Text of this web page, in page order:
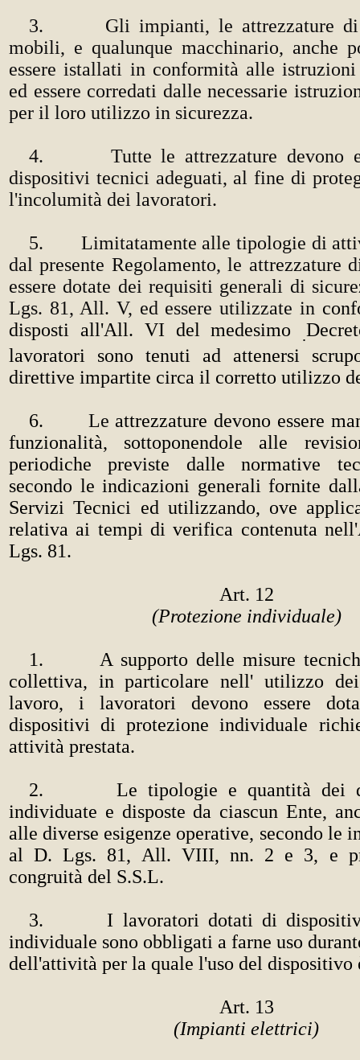
3. Gli impianti, le attrezzature di
mobili, e qualunque macchinario, anche
essere istallati in conformità alle
ed essere corredati dalle necessarie
per il loro utilizzo in sicurezza.
4. Tutte le attrezzature devono
dispositivi tecnici adeguati, al fine di
l'incolumità dei lavoratori.
5. Limitatamente alle tipologie di
dal presente Regolamento, le attrezzature
essere dotate dei requisiti generali di
Lgs. 81, All. V, ed essere utilizzate in
disposti all'All. VI del medesimo
.
lavoratori sono tenuti ad attenersi
direttive impartite circa il corretto utilizzo
6. Le attrezzature devono essere
funzionalità, sottoponendole alle
periodiche previste dalle normative
secondo le indicazioni generali fornite
Servizi Tecnici ed utilizzando, ove
relativa ai tempi di verifica contenuta
Lgs. 81.
Art. 12
(Protezione individuale)
1. A supporto delle misure
collettiva, in particolare nell' utilizzo
lavoro, i lavoratori devono essere
dispositivi di protezione individuale
attività prestata.
2. Le tipologie e quantità dei
individuate e disposte da ciascun Ente,
alle diverse esigenze operative, secondo le
al D. Lgs. 81, All. VIII, nn. 2 e 3, e
congruità del S.S.L.
3. I lavoratori dotati di dispositivi
individuale sono obbligati a farne uso
dell'attività per la quale l'uso del dispositivo
Art. 13
(Impianti elettrici)